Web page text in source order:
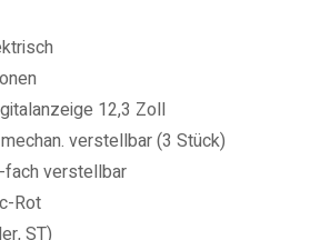
12,3 Zoll
verstellbar (3 Stück)
verstellbar
Rot
ST)